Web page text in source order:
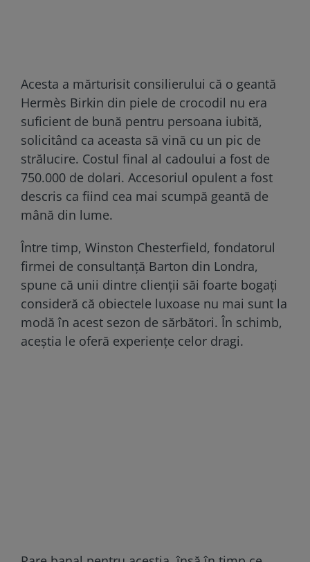
Acesta a mărturisit consilierului că o geantă
Hermès Birkin din piele de crocodil nu era
suficient de bună pentru persoana iubită,
solicitând ca aceasta să vină cu un pic de
strălucire. Costul final al cadoului a fost de
750.000 de dolari. Accesoriul opulent a fost
descris ca fiind cea mai scumpă geantă de
mână din lume.
Între timp, Winston Chesterfield, fondatorul
firmei de consultanță Barton din Londra,
spune că unii dintre clienții săi foarte bogați
consideră că obiectele luxoase nu mai sunt la
modă în acest sezon de sărbători. În schimb,
aceștia le oferă experiențe celor dragi.